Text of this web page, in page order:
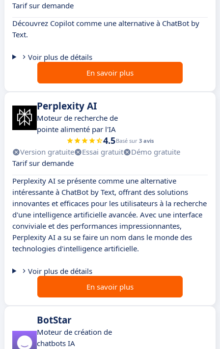
Tarif sur demande
Découvrez Copilot comme une alternative à ChatBot by
Text.
Voir plus de détails
En savoir plus
Perplexity AI
Moteur de recherche de
pointe alimenté par l'IA
4.5Basé sur 3 avis
Version gratuite Essai gratuit
Démo gratuite
Tarif sur demande
Perplexity AI se présente comme une alternative
intéressante à ChatBot by Text, offrant des solutions
innovantes et efficaces pour les utilisateurs à la recherche
d'une intelligence artificielle avancée. Avec une interface
conviviale et des performances impressionnantes,
Perplexity AI a su se faire un nom dans le monde des
technologies d'intelligence artificielle.
Voir plus de détails
En savoir plus
BotStar
Moteur de création de
chatbots IA